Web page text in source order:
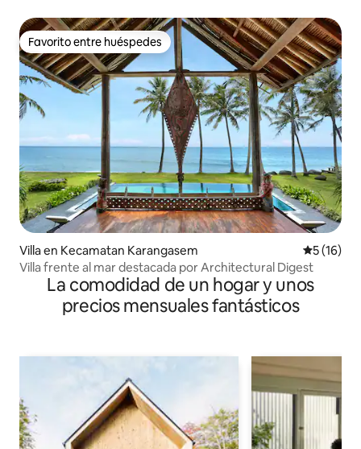
Favorito entre huéspedes
Favorito entre huéspedes
Villa en Kecamatan Karangasem
5 (16)
Villa frente al mar destacada por Architectural Digest
La comodidad de un hogar y unos
precios mensuales fantásticos